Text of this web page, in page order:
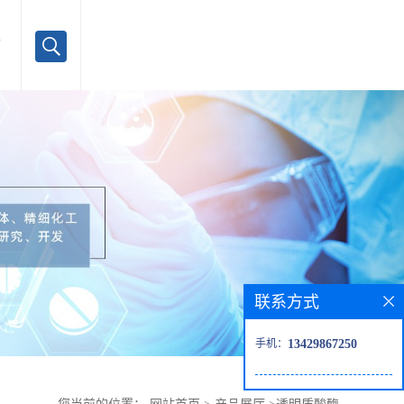
联系方式
手机： 13429867250